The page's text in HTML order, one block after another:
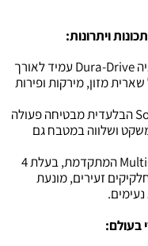
ויתרונות:
מנוע אינדוקציה Dura-Drive עמיד לאורך
כל שארית מזון, מירקות ופירות
טכנולוגיית SoundSeal הבלעדית מבטיחה פעולה
ושלווה במטבח גם
טכנולוגיית MultiGrind המתקדמת, בעלת 4
זעירים, מונעת